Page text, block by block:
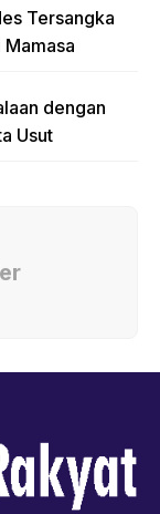
Tersangka
dengan
Usut